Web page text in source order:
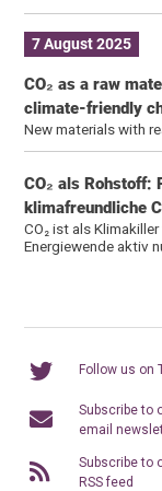
7 August 2025
CO₂ as a raw
climate-friendly
New materials with
CO₂ als
klimafreundliche
CO₂ ist als
Energiewende aktiv
Follow us on
Subscribe to
email
Subscribe to
RSS feed